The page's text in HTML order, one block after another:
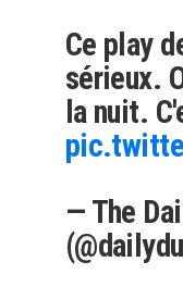
Ce play
sérieux.
la nuit.
— The